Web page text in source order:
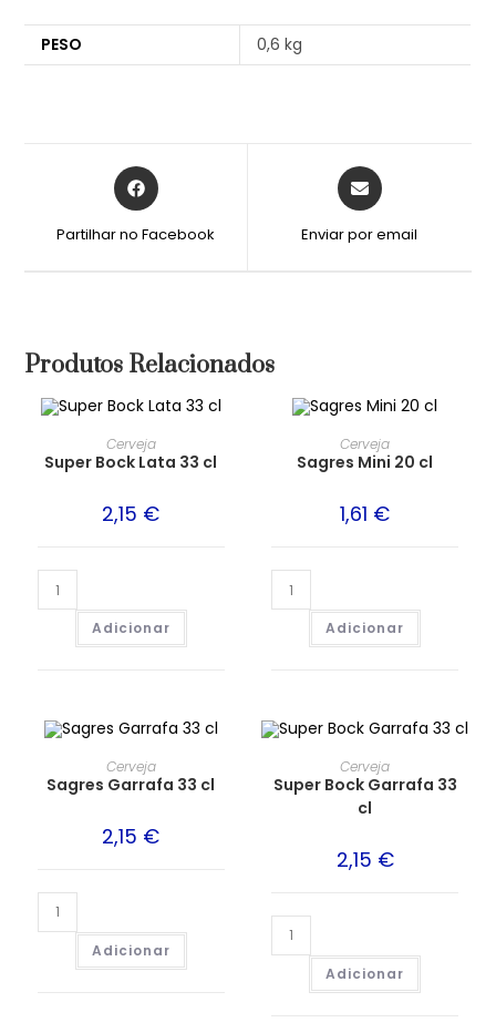
PESO 0,6 kg
Partilhar no Facebook Enviar por email
Produtos Relacionados
Cerveja
Super Bock Lata 33 cl
2,15 €
Adicionar
Cerveja
Sagres Mini 20 cl
1,61 €
Adicionar
Cerveja
Sagres Garrafa 33 cl
2,15 €
Adicionar
Cerveja
Super Bock Garrafa 33
cl
2,15 €
Adicionar